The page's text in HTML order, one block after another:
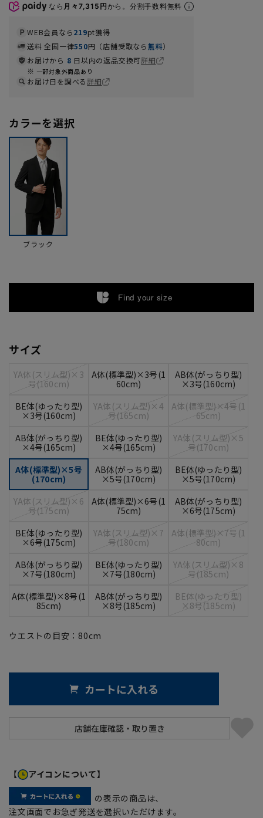
なら 月々7,315円から。分割手数料無料
WEB会員なら219pt獲得
送料 全国一律550円（店舗受取なら無料）
お届けから 8 日以内の返品交換可詳細
一部対象外商品あり
お届け日を調べる詳細
カラーを選択
ブラック
Find your size
サイズ
YA体(スリム型)×3
号(160cm)
A体(標準型)×3号(1
60cm)
AB体(がっちり型)
×3号(160cm)
BE体(ゆったり型)
×3号(160cm)
YA体(スリム型)×4
号(165cm)
A体(標準型)×4号(1
65cm)
AB体(がっちり型)
×4号(165cm)
BE体(ゆったり型)
×4号(165cm)
YA体(スリム型)×5
号(170cm)
A体(標準型)×5号
(170cm)
AB体(がっちり型)
×5号(170cm)
BE体(ゆったり型)
×5号(170cm)
YA体(スリム型)×6
号(175cm)
A体(標準型)×6号(1
75cm)
AB体(がっちり型)
×6号(175cm)
BE体(ゆったり型)
×6号(175cm)
YA体(スリム型)×7
号(180cm)
A体(標準型)×7号(1
80cm)
AB体(がっちり型)
×7号(180cm)
BE体(ゆったり型)
×7号(180cm)
YA体(スリム型)×8
号(185cm)
A体(標準型)×8号(1
85cm)
AB体(がっちり型)
×8号(185cm)
BE体(ゆったり型)
×8号(185cm)
ウエストの目安： 80cm
カートに入れる
【 アイコンについて】
の表示の商品は、
注文画面でお急ぎ発送を選択いただけます。